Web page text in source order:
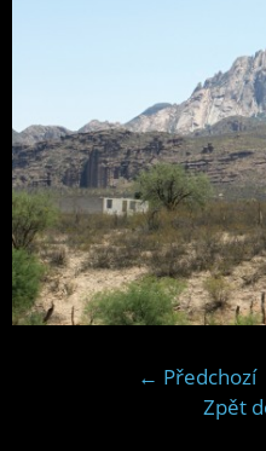
← Předchozí
Zpět